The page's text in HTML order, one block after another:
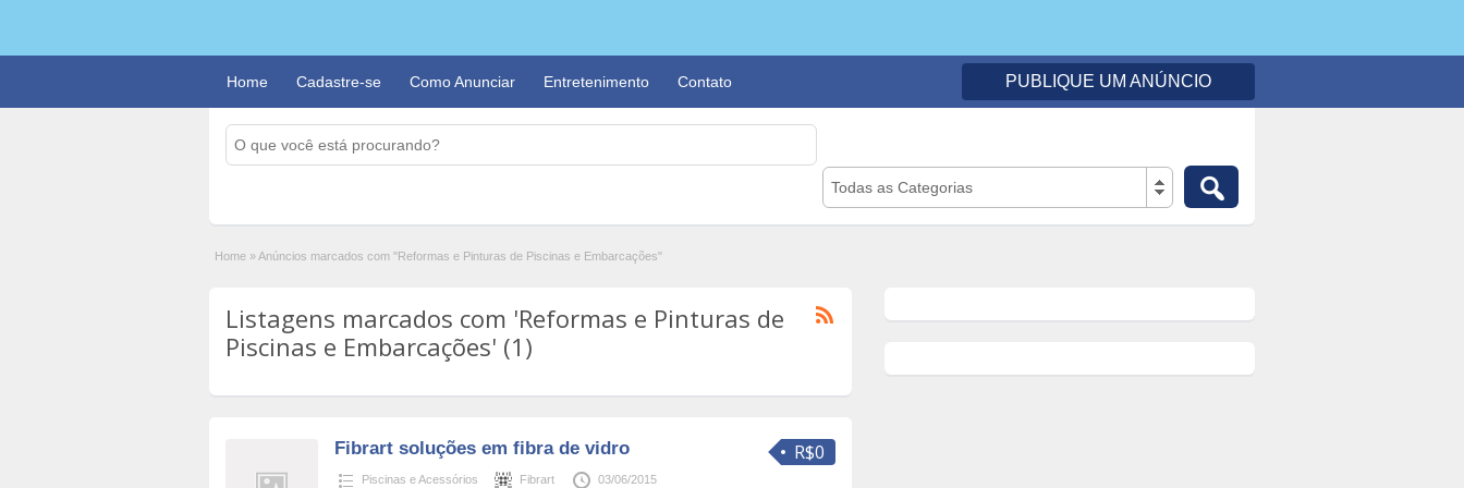
Home Cadastre-se Como Anunciar Entretenimento Contato PUBLIQUE UM ANÚNCIO
Todas as Categorias
Home »Anúncios marcados com "Reformas e Pinturas de Piscinas e Embarcações"
Listagens marcados com 'Reformas e Pinturas de
Piscinas e Embarcações' (1)
R$0
Fibrart soluções em fibra de vidro
Piscinas e Acessórios Fibrart 03/06/2015